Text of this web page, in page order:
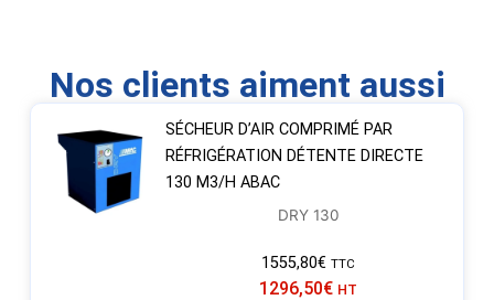
Nos clients aiment aussi
SÉCHEUR D’AIR COMPRIMÉ PAR
RÉFRIGÉRATION DÉTENTE DIRECTE
130 M3/H ABAC
DRY 130
1555,80€ TTC
1296,50€ HT